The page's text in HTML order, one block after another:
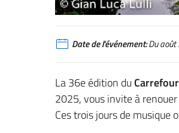
Date de l'événement:Du août
La 36e édition du
2025, vous invite à
Ces trois jours de musique